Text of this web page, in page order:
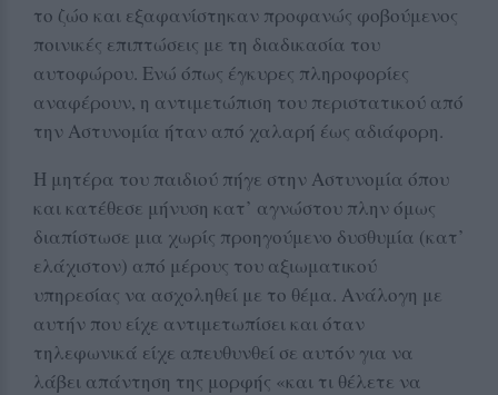
το ζώο και εξαφανίστηκαν προφανώς φοβούμενος
ποινικές επιπτώσεις με τη διαδικασία του
αυτοφώρου. Ενώ όπως έγκυρες πληροφορίες
αναφέρουν, η αντιμετώπιση του περιστατικού από
την Αστυνομία ήταν από χαλαρή έως αδιάφορη.
Η μητέρα του παιδιού πήγε στην Αστυνομία όπου
και κατέθεσε μήνυση κατ’ αγνώστου πλην όμως
διαπίστωσε μια χωρίς προηγούμενο δυσθυμία (κατ’
ελάχιστον) από μέρους του αξιωματικού
υπηρεσίας να ασχοληθεί με το θέμα. Ανάλογη με
αυτήν που είχε αντιμετωπίσει και όταν
τηλεφωνικά είχε απευθυνθεί σε αυτόν για να
λάβει απάντηση της μορφής «και τι θέλετε να